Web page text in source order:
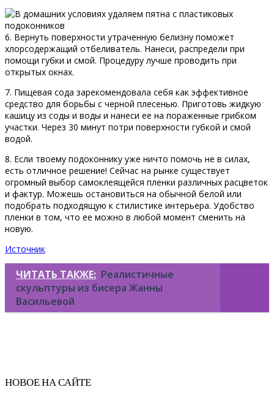
6. Вернуть поверхности утраченную белизну поможет
хлорсодержащий отбеливатель. Нанеси, распредели при
помощи губки и смой. Процедуру лучше проводить при
открытых окнах.
7. Пищевая сода зарекомендовала себя как эффективное
средство для борьбы с черной плесенью. Приготовь жидкую
кашицу из соды и воды и нанеси ее на пораженные грибком
участки. Через 30 минут потри поверхности губкой и смой
водой.
8. Если твоему подоконнику уже ничто помочь не в силах,
есть отличное решение! Сейчас на рынке существует
огромный выбор самоклеящейся пленки различных расцветок
и фактур. Можешь остановиться на обычной белой или
подобрать подходящую к стилистике интерьера. Удобство
пленки в том, что ее можно в любой момент сменить на
новую.
Источник
ЧИТАТЬ ТАКЖЕ: Реалистичные
скульптуры из бисера Жанны
Васильевой
НОВОЕ НА САЙТЕ